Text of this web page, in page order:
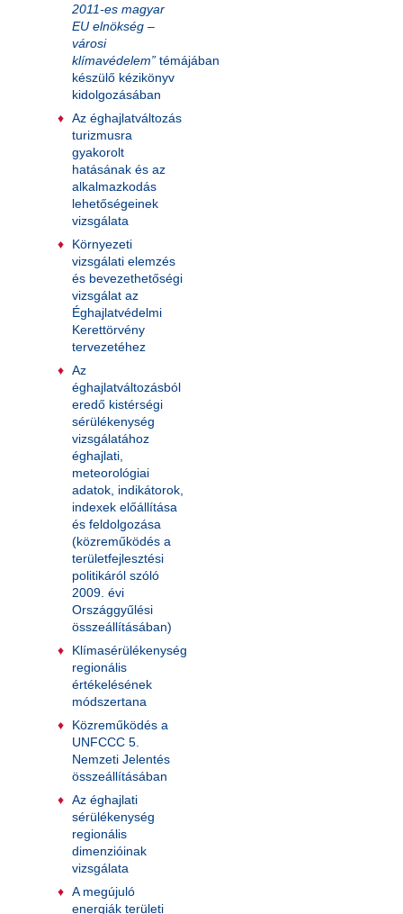
2011-es magyar
EU elnökség –
városi
klímavédelem” témájában
készülő kézikönyv
kidolgozásában
Az éghajlatváltozás
turizmusra
gyakorolt
hatásának és az
alkalmazkodás
lehetőségeinek
vizsgálata
Környezeti
vizsgálati elemzés
és bevezethetőségi
vizsgálat az
Éghajlatvédelmi
Kerettörvény
tervezetéhez
Az
éghajlatváltozásból
eredő kistérségi
sérülékenység
vizsgálatához
éghajlati,
meteorológiai
adatok, indikátorok,
indexek előállítása
és feldolgozása
(közreműködés a
területfejlesztési
politikáról szóló
2009. évi
Országgyűlési
összeállításában)
Klímasérülékenység
regionális
értékelésének
módszertana
Közreműködés a
UNFCCC 5.
Nemzeti Jelentés
összeállításában
Az éghajlati
sérülékenység
regionális
dimenzióinak
vizsgálata
A megújuló
energiák területi